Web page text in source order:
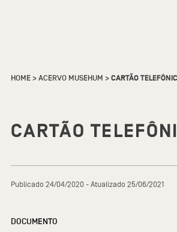
HOME>ACERVO MUSEHUM >CARTÃO
CARTÃO
Publicado 24/04/2020 - Atualizado 25/06/2021
DOCUMENTO